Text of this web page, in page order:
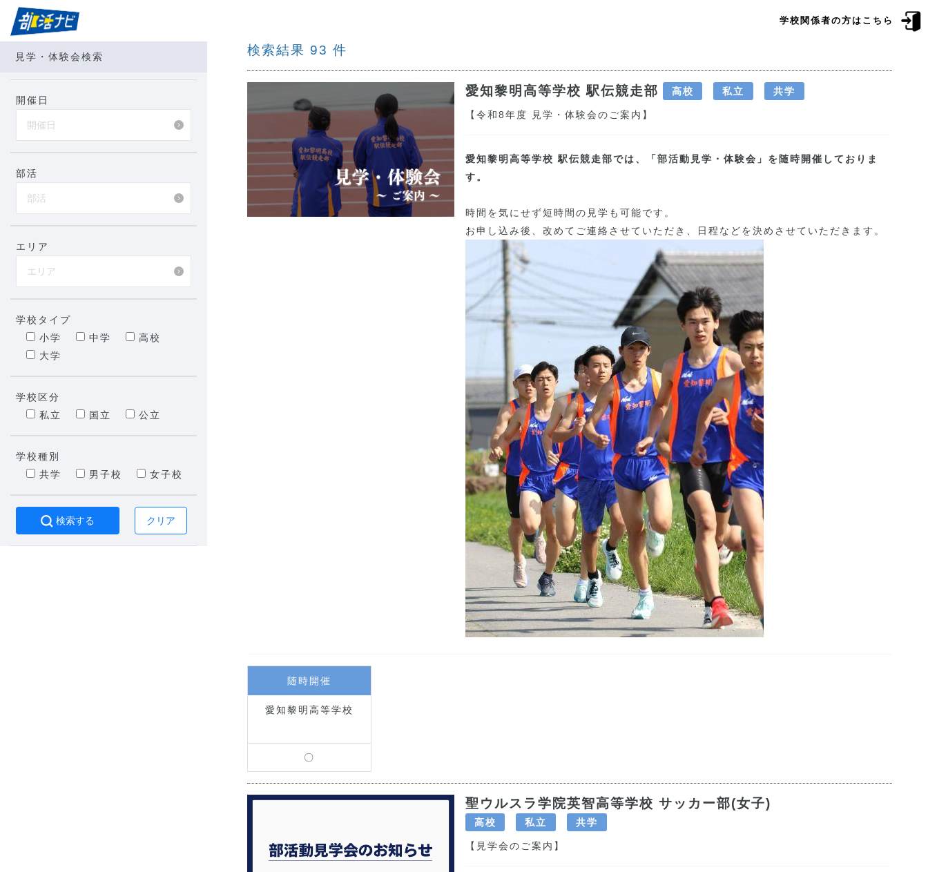
学校関係者の方はこちら
見学・体験会検索
開催日
部活
エリア
学校タイプ
小学
中学
高校
大学
学校区分
私立
国立 公立
学校種別
共学
男子校 女子校
検索する クリア
検索結果 93 件
愛知黎明高等学校 駅伝競走部 高校 私立 共学
【令和8年度 見学・体験会のご案内】
愛知黎明高等学校 駅伝競走部では、「部活動見学・体験会」を随時開催しておりま
す。
時間を気にせず短時間の見学も可能です。
お申し込み後、改めてご連絡させていただき、日程などを決めさせていただきます。
随時開催
愛知黎明高等学校
〇
聖ウルスラ学院英智高等学校 サッカー部(女子)
高校 私立 共学
【見学会のご案内】